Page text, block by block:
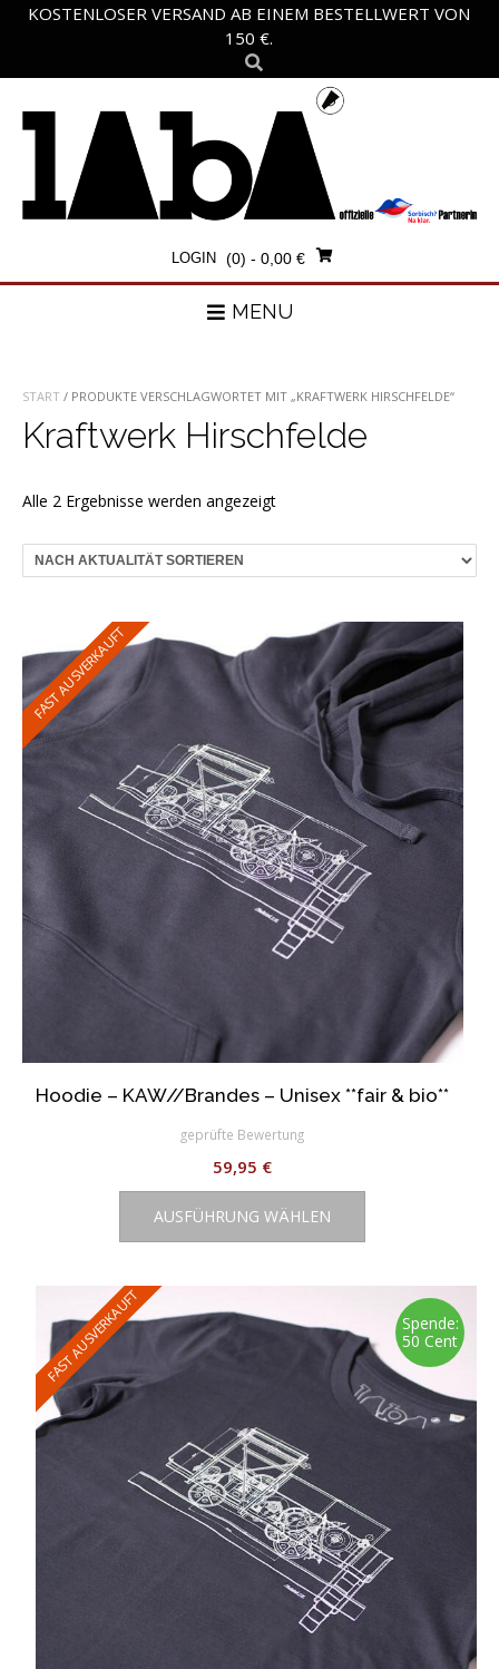
KOSTENLOSER VERSAND AB EINEM BESTELLWERT VON
150 €.
LOGIN (0) - 0,00 €
MENU
START / PRODUKTE VERSCHLAGWORTET MIT „KRAFTWERK HIRSCHFELDE“
Kraftwerk Hirschfelde
Alle 2 Ergebnisse werden angezeigtNach
FAST AUSVERKAUFT
Hoodie – KAW//Brandes – Unisex **fair & bio**
geprüfte Bewertung
59,95 €
AUSFÜHRUNG WÄHLEN
Dieses
weist
Varianten
Die
Optionen
können
auf
werden
Spende:
50 Cent
FAST AUSVERKAUFT